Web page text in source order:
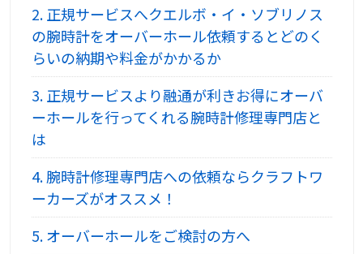
2.正規サービスへクエルボ・イ・ソブリノス
の腕時計をオーバーホール依頼するとどのく
らいの納期や料金がかかるか
3.正規サービスより融通が利きお得にオーバ
ーホールを行ってくれる腕時計修理専門店と
は
4.腕時計修理専門店への依頼ならクラフトワ
ーカーズがオススメ！
5.オーバーホールをご検討の方へ